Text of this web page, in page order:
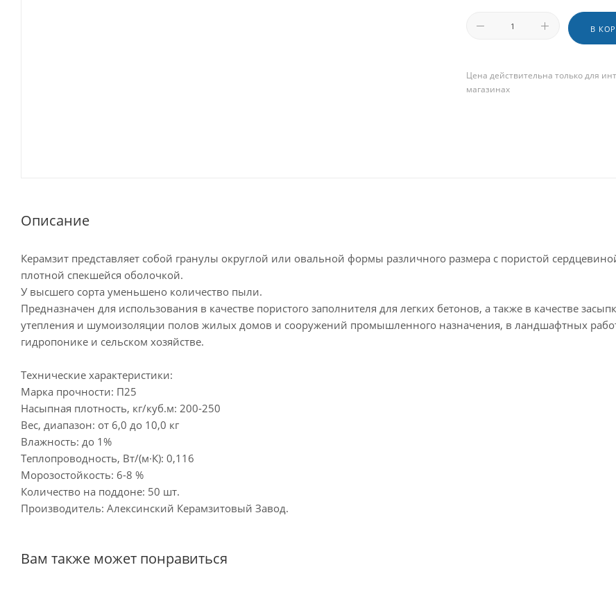
В
Цена действительна только для
магазинах
Описание
Керамзит представляет собой гранулы округлой или овальной формы различного размера с пористой
плотной спекшейся оболочкой.
У высшего сорта уменьшено количество пыли.
Предназначен для использования в качестве пористого заполнителя для легких бетонов, а также в качестве
утепления и шумоизоляции полов жилых домов и сооружений промышленного назначения, в ландшафтных
гидропонике и сельском хозяйстве.
Технические характеристики:
Марка прочности: П25
Насыпная плотность, кг/куб.м: 200-250
Вес, диапазон: от 6,0 до 10,0 кг
Влажность: до 1%
Теплопроводность, Вт/(м·К): 0,116
Морозостойкость: 6-8 %
Количество на поддоне: 50 шт.
Производитель: Алексинский Керамзитовый Завод.
Вам также может понравиться